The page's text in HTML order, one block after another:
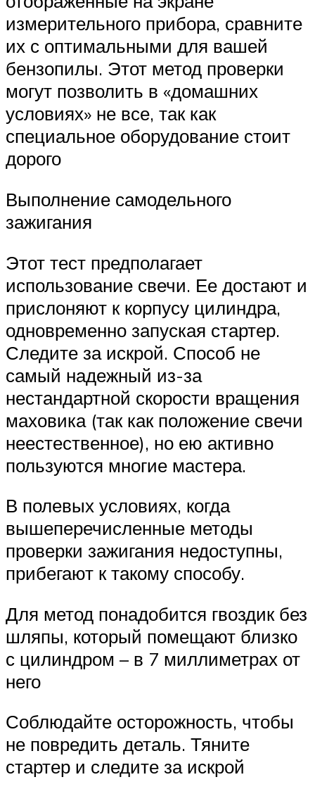
измерительного прибора, сравните
их с оптимальными для вашей
бензопилы. Этот метод проверки
могут позволить в «домашних
условиях» не все, так как
специальное оборудование стоит
дорого
Выполнение самодельного
зажигания
Этот тест предполагает
использование свечи. Ее достают и
прислоняют к корпусу цилиндра,
одновременно запуская стартер.
Следите за искрой. Способ не
самый надежный из-за
нестандартной скорости вращения
маховика (так как положение свечи
неестественное), но ею активно
пользуются многие мастера.
В полевых условиях, когда
вышеперечисленные методы
проверки зажигания недоступны,
прибегают к такому способу.
Для метод понадобится гвоздик без
шляпы, который помещают близко
с цилиндром – в 7 миллиметрах от
него
Соблюдайте осторожность, чтобы
не повредить деталь. Тяните
стартер и следите за искрой